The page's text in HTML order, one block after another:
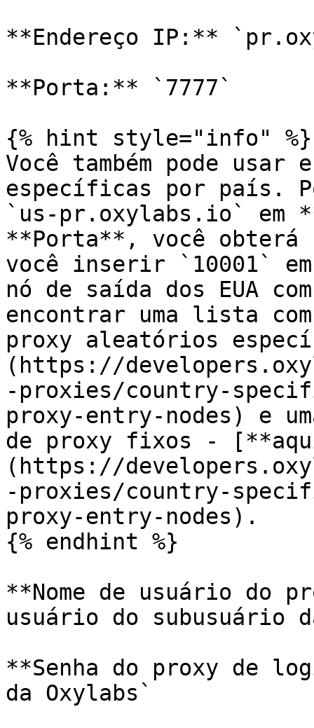
**Endereço IP:**
**Porta:** `7777`
{% hint style="info" %}
Você também pode
específicas por país.
`us-pr.oxylabs.io` em
**Porta**, você obterá
você inserir `10001`
nó de saída dos EUA
encontrar uma lista
proxy aleatórios
(https://
-proxies/country-
proxy-entry-nodes) e
de proxy fixos -
(https://
-proxies/country-
proxy-entry-nodes).
{% endhint %}
**Nome de usuário do
usuário do subusuário
**Senha do proxy de
da Oxylabs`